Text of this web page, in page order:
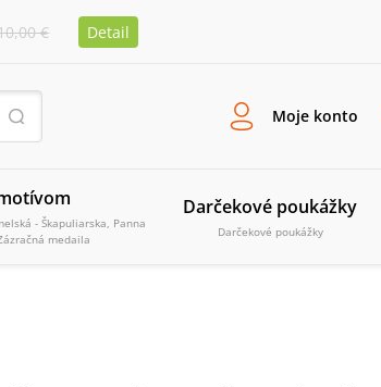
€ Detail
Moje konto
- Škapuliarska, Panna
medaila
Darčekové poukážky
Darčekové poukážky